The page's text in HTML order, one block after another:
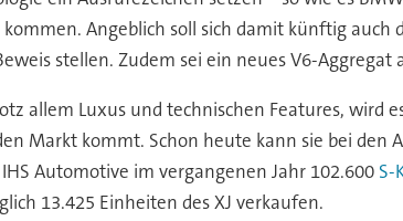
Angeblich soll sich damit künftig
stellen. Zudem sei ein neues V6-
allem Luxus und technischen Features, wird
Markt kommt. Schon heute kann sie bei
Automotive im vergangenen Jahr 102.600 S-
13.425 Einheiten des XJ verkaufen.